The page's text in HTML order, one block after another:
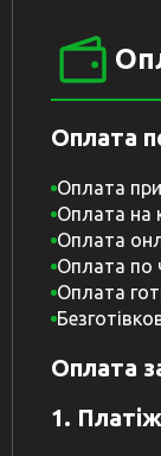
Оплата
Оплата
Оплата на
Оплата
Оплата по
Оплата
Оплата
1.